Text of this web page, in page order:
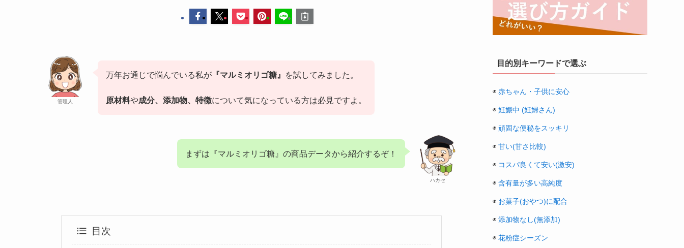
管理人
万年お通じで悩んでいる私が 『マルミオリゴ糖』 を試してみました。
原材料や成分、添加物、特徴について気になっている方は必見ですよ。
ハカセ
まずは『マルミオリゴ糖』の商品データから紹介するぞ！
目次
目的別キーワードで選ぶ
◉ 赤ちゃん・子供に安心
◉ 妊娠中 (妊婦さん)
◉ 頑固な便秘をスッキリ
◉ 甘い(甘さ比較)
◉ コスパ良くて安い(激安)
◉ 含有量が多い高純度
◉ お菓子(おやつ)に配合
◉ 添加物なし(無添加)
◉ 花粉症シーズン